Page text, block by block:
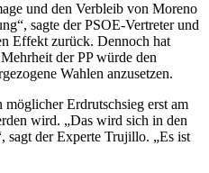
und den Verbleib von Moreno
sagte der PSOE-Vertreter und
Effekt zurück. Dennoch hat
der PP würde den
Wahlen anzusetzen.
Erdrutschsieg erst am
wird. „Das wird sich in den
sagt der Experte Trujillo. „Es ist